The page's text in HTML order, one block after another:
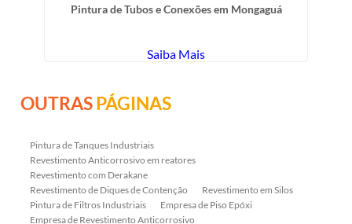
Pintura de Tubos e Conexões em Mongaguá
Saiba Mais
OUTRASPÁGINAS
Pintura de Tanques Industriais
Revestimento Anticorrosivo em reatores
Revestimento com Derakane
Revestimento de Diques de Contenção
Revestimento em Silos
Pintura de Filtros Industriais
Empresa de Piso Epóxi
Empresa de Revestimento Anticorrosivo